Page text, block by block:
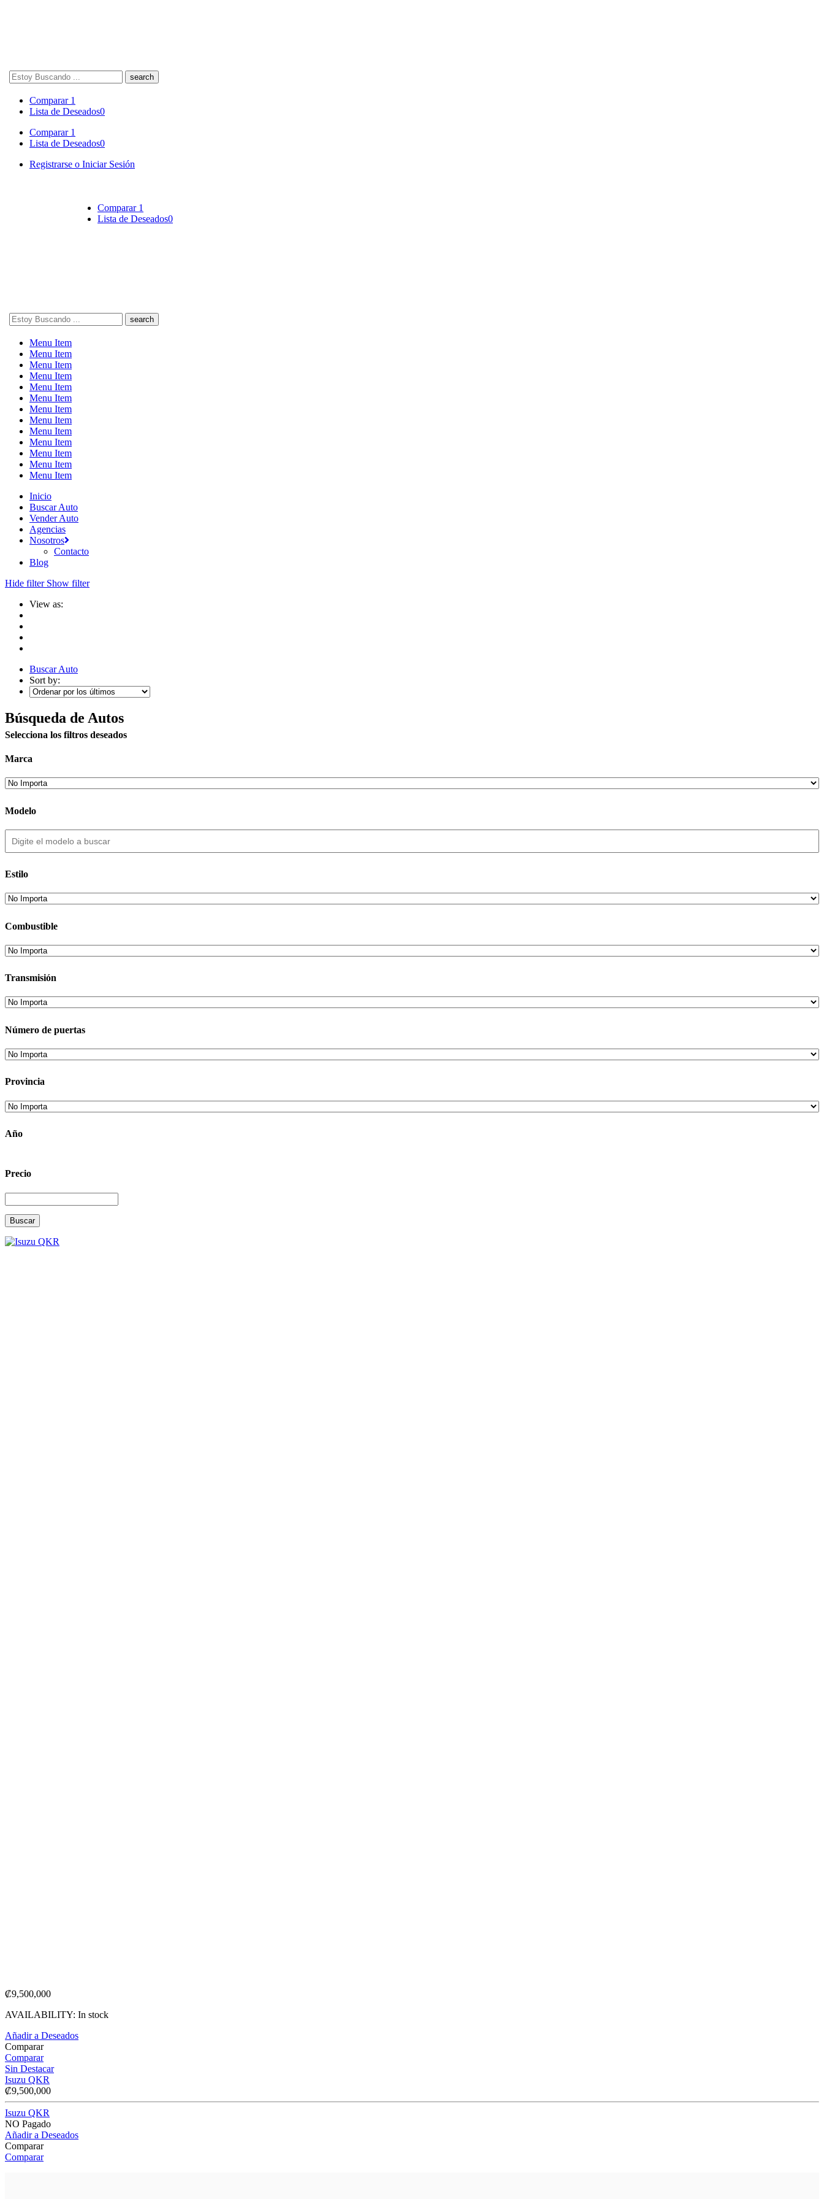
Search
here
Comparar 1
Lista de Deseados0
Comparar 1
Lista de Deseados0
Registrarse o Iniciar Sesión
Comparar 1
Lista de Deseados0
Search
here
Menu Item
Menu Item
Menu Item
Menu Item
Menu Item
Menu Item
Menu Item
Menu Item
Menu Item
Menu Item
Menu Item
Menu Item
Menu Item
Inicio
Buscar Auto
Vender Auto
Agencias
Nosotros
Contacto
Blog
Hide filter Show filter
View as:
Buscar Auto
Sort by:
Búsqueda de Autos
Selecciona los filtros deseados
Marca
Modelo
Estilo
Combustible
Transmisión
Número de puertas
Provincia
Año
Precio
Buscar
₡9,500,000
AVAILABILITY: In stock
Añadir a Deseados
Comparar
Comparar
Sin Destacar
Isuzu QKR
₡9,500,000
Isuzu QKR
NO Pagado
Añadir a Deseados
Comparar
Comparar